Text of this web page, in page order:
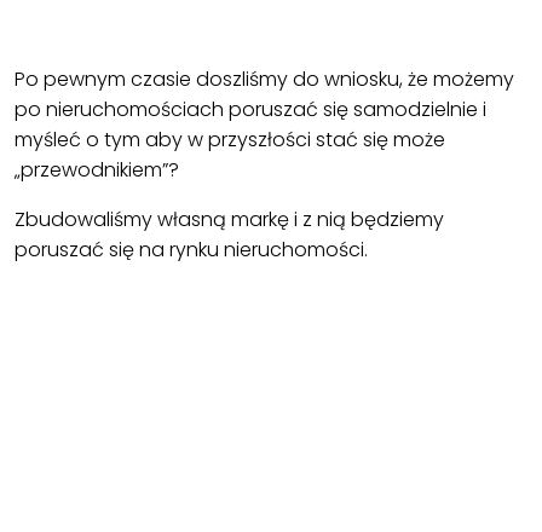
Po pewnym czasie doszliśmy do wniosku, że możemy
po nieruchomościach poruszać się samodzielnie i
myśleć o tym aby w przyszłości stać się może
„przewodnikiem”?
Zbudowaliśmy własną markę i z nią będziemy
poruszać się na rynku nieruchomości.